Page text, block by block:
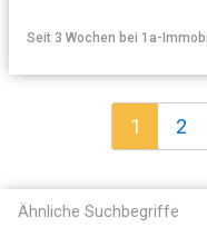
Seit 3 Wochen bei 1a-
1 2
Ähnliche Suchbegriffe